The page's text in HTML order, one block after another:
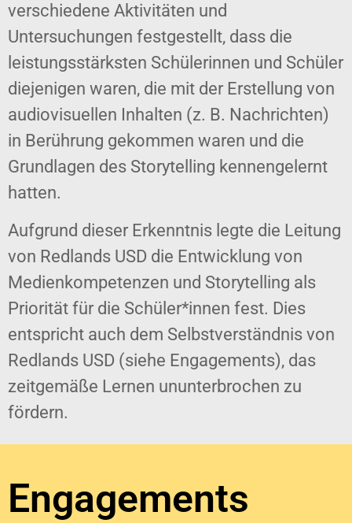
verschiedene Aktivitäten und
Untersuchungen festgestellt, dass die
leistungsstärksten Schülerinnen und Schüler
diejenigen waren, die mit der Erstellung von
audiovisuellen Inhalten (z. B. Nachrichten)
in Berührung gekommen waren und die
Grundlagen des Storytelling kennengelernt
hatten.
Aufgrund dieser Erkenntnis legte die Leitung
von Redlands USD die Entwicklung von
Medienkompetenzen und Storytelling als
Priorität für die Schüler*innen fest. Dies
entspricht auch dem Selbstverständnis von
Redlands USD (siehe Engagements), das
zeitgemäße Lernen ununterbrochen zu
fördern.
Engagements